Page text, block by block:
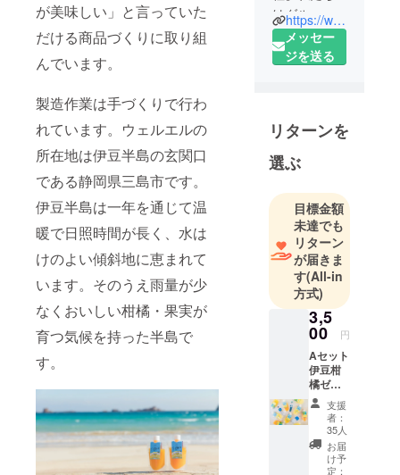
が美味しい」と言っていた
だける商品づくりに取り組
んでいます。
製造作業は手づくりで行わ
れています。ウェルエルの
所在地は伊豆半島の玄関口
である静岡県三島市です。
伊豆半島は一年を通じて温
暖で日照時間が長く、水は
けのよい傾斜地に恵まれて
います。そのうえ雨量が少
なくおいしい柑橘・果実が
育つ気候を持った半島で
す。
はグループ
企業である
障がい者就
フェア」の
食品事業部
門として、
平成28年に
設立した会
社です。働
く人にも食
べる人にも
伊豆の魅力
を感じても
らいたいと
りに取り組
んでいま
す。
https://www.well-l.com/
メッセー
ジを送る
リターンを
選ぶ
目標金額
未達でも
リターン
が届きま
す(All-in
方式)
3,5
00 円
Aセット
伊豆柑
橘ゼ
リー７
パック
＋伊豆
下田産
柑橘
【ニュ
支援
者：
35人
お届
け予
定：